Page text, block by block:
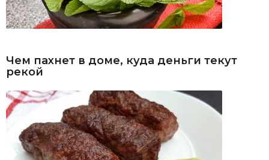
Чем пахнет в доме, куда деньги текут
рекой